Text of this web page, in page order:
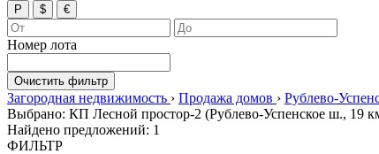
Р $ €
Номер лота
Очистить фильтр
Загородная недвижимость › Продажа домов › Рублево-
Выбрано: КП Лесной простор-2 (Рублево-Успенское ш., 19
Найдено предложений: 1
ФИЛЬТР